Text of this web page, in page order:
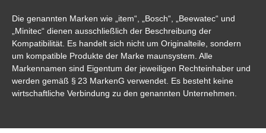
Die genannten Marken wie „item“, „Bosch“, „Beewatec“ und
„Minitec“ dienen ausschließlich der Beschreibung der
Kompatibilität. Es handelt sich nicht um Originalteile, sondern
um kompatible Produkte der Marke maunsystem. Alle
Markennamen sind Eigentum der jeweiligen Rechteinhaber und
werden gemäß § 23 MarkenG verwendet. Es besteht keine
wirtschaftliche Verbindung zu den genannten Unternehmen.